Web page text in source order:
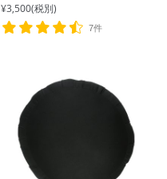
¥3,500(税別)
7件